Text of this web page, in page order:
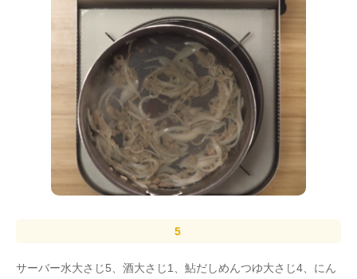
サーバー水大さじ5、酒大さじ1、鮎だしめんつゆ大さじ4、にん